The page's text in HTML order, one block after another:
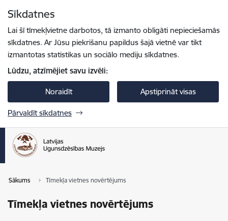
Sīkdatnes
Lai šī tīmekļvietne darbotos, tā izmanto obligāti nepieciešamās
sīkdatnes. Ar Jūsu piekrišanu papildus šajā vietnē var tikt
izmantotas statistikas un sociālo mediju sīkdatnes.
Lūdzu, atzīmējiet savu izvēli:
Noraidīt Apstiprināt visas
Pārvaldīt sīkdatnes
Sākums Tīmekļa vietnes novērtējums
Tīmekļa vietnes novērtējums